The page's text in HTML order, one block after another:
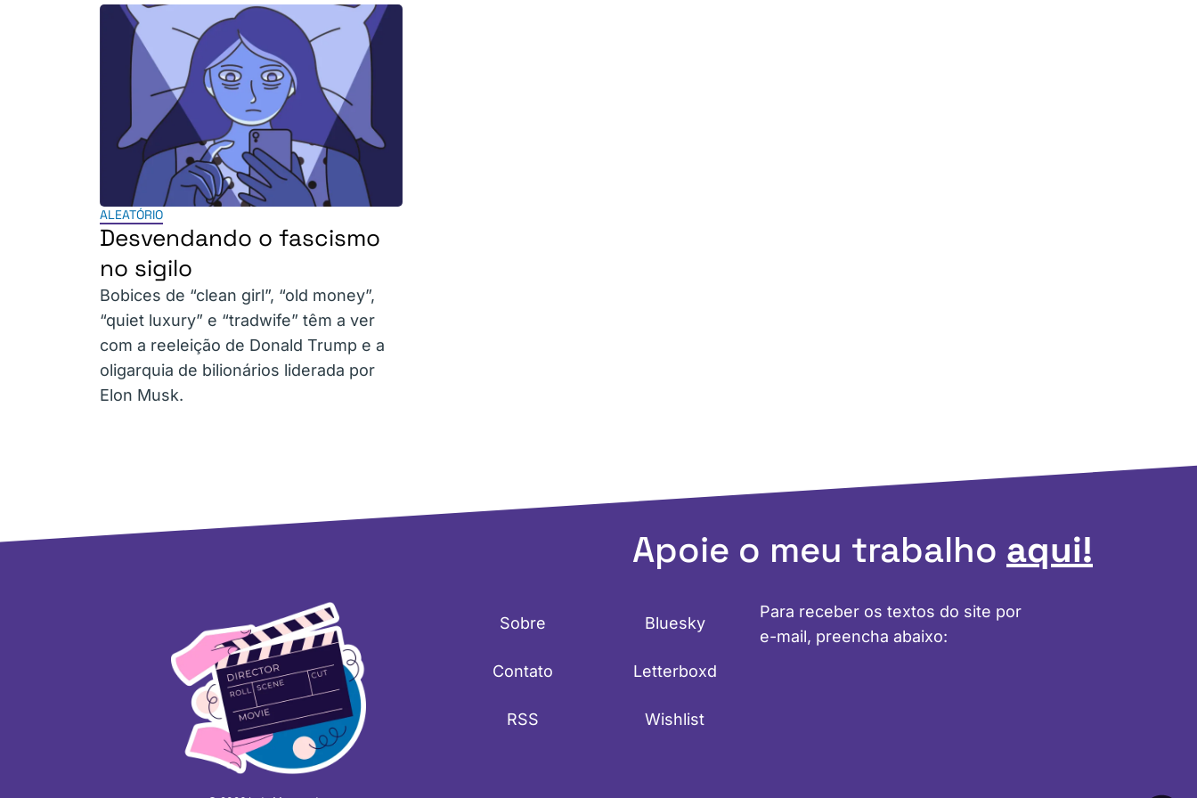
ALEATÓRIO
Desvendando o fascismo
no sigilo
Bobices de “clean girl”, “old money”,
“quiet luxury” e “tradwife” têm a ver
com a reeleição de Donald Trump e a
oligarquia de bilionários liderada por
Elon Musk.
Apoie o meu trabalho aqui!
Sobre
Contato
RSS
Bluesky
Letterboxd
Wishlist
Para receber os textos do site por
e-mail, preencha abaixo: